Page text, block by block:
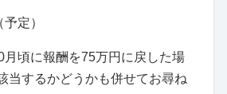
定）
頃に報酬を75万円に戻した場
当するかどうかも併せてお尋ね